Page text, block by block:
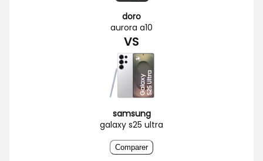
doro
aurora a10
VS
samsung
galaxy s25 ultra
Comparer